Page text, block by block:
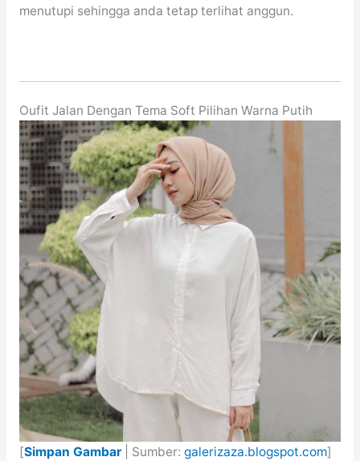
menutupi sehingga anda tetap terlihat anggun.
Oufit Jalan Dengan Tema Soft Pilihan Warna Putih
[Simpan Gambar| Sumber: galerizaza.blogspot.com]